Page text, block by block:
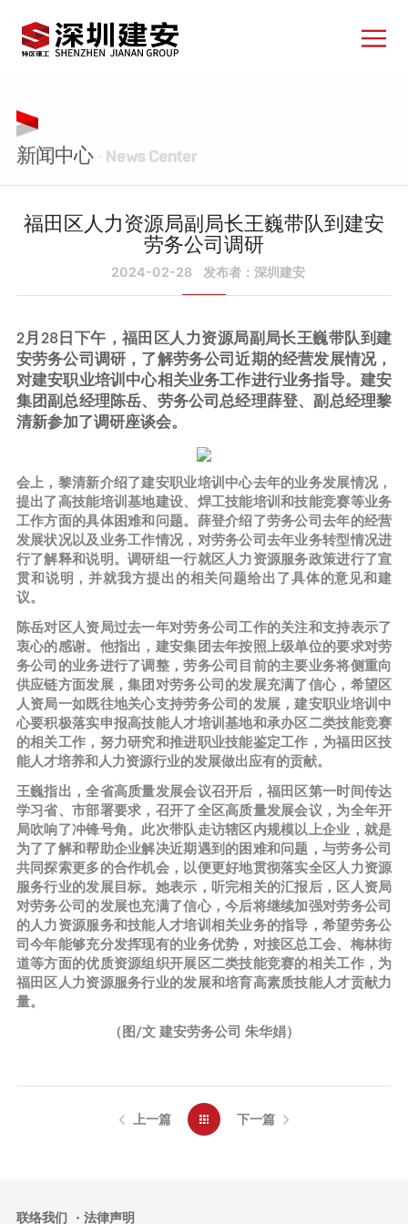
新闻中心 · News Center
福田区人力资源局副局长王巍带队到建安
劳务公司调研
2024-02-28 发布者：深圳建安
2月28日下午，福田区人力资源局副局长王巍带队到建
安劳务公司调研，了解劳务公司近期的经营发展情况，
对建安职业培训中心相关业务工作进行业务指导。建安
集团副总经理陈岳、劳务公司总经理薛登、副总经理黎
清新参加了调研座谈会。
会上，黎清新介绍了建安职业培训中心去年的业务发展情况，
提出了高技能培训基地建设、焊工技能培训和技能竞赛等业务
工作方面的具体困难和问题。薛登介绍了劳务公司去年的经营
发展状况以及业务工作情况，对劳务公司去年业务转型情况进
行了解释和说明。调研组一行就区人力资源服务政策进行了宣
贯和说明，并就我方提出的相关问题给出了具体的意见和建
议。
陈岳对区人资局过去一年对劳务公司工作的关注和支持表示了
衷心的感谢。他指出，建安集团去年按照上级单位的要求对劳
务公司的业务进行了调整，劳务公司目前的主要业务将侧重向
供应链方面发展，集团对劳务公司的发展充满了信心，希望区
人资局一如既往地关心支持劳务公司的发展，建安职业培训中
心要积极落实申报高技能人才培训基地和承办区二类技能竞赛
的相关工作，努力研究和推进职业技能鉴定工作，为福田区技
能人才培养和人力资源行业的发展做出应有的贡献。
王巍指出，全省高质量发展会议召开后，福田区第一时间传达
学习省、市部署要求，召开了全区高质量发展会议，为全年开
局吹响了冲锋号角。此次带队走访辖区内规模以上企业，就是
为了了解和帮助企业解决近期遇到的困难和问题，与劳务公司
共同探索更多的合作机会，以便更好地贯彻落实全区人力资源
服务行业的发展目标。她表示，听完相关的汇报后，区人资局
对劳务公司的发展也充满了信心，今后将继续加强对劳务公司
的人力资源服务和技能人才培训相关业务的指导，希望劳务公
司今年能够充分发挥现有的业务优势，对接区总工会、梅林街
道等方面的优质资源组织开展区二类技能竞赛的相关工作，为
福田区人力资源服务行业的发展和培育高素质技能人才贡献力
量。
（图/文 建安劳务公司 朱华娟）
上一篇 下一篇
联络我们 法律声明